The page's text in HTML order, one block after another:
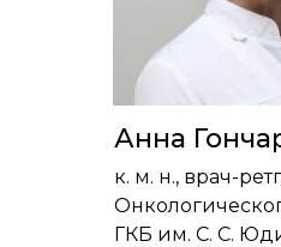
Анна
к. м. н., врач-
ГКБ им. С. С.